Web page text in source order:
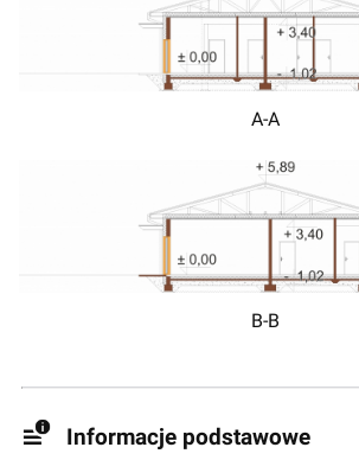
A-A
B-B
Informacje podstawowe